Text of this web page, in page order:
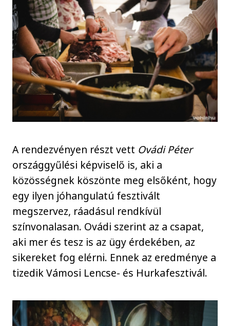
A rendezvényen részt vett Ovádi Péter
országgyűlési képviselő is, aki a
közösségnek köszönte meg elsőként, hogy
egy ilyen jóhangulatú fesztivált
megszervez, ráadásul rendkívül
színvonalasan. Ovádi szerint az a csapat,
aki mer és tesz is az ügy érdekében, az
sikereket fog elérni. Ennek az eredménye a
tizedik Vámosi Lencse- és Hurkafesztivál.